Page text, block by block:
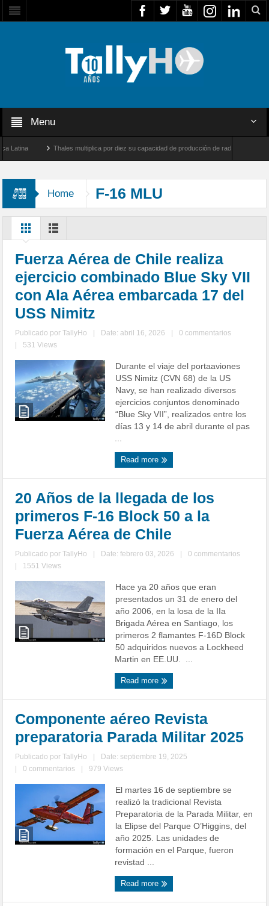
Menu
Thales multiplica por diez su capacidad de producción de radares en Brasil
Home F-16 MLU
Fuerza Aérea de Chile realiza
ejercicio combinado Blue Sky VII
con Ala Aérea embarcada 17 del
USS Nimitz
Publicado porTallyHo Date: abril 16, 2026
0 commentarios
531 Views
Durante el viaje del portaaviones
USS Nimitz (CVN 68) de la US
Navy, se han realizado diversos
ejercicios conjuntos denominado
“Blue Sky VII”, realizados entre los
días 13 y 14 de abril durante el pas
...
Read more
20 Años de la llegada de los
primeros F-16 Block 50 a la
Fuerza Aérea de Chile
Publicado porTallyHo Date: febrero 03, 2026
0 commentarios
1551 Views
Hace ya 20 años que eran
presentados un 31 de enero del
año 2006, en la losa de la IIa
Brigada Aérea en Santiago, los
primeros 2 flamantes F-16D Block
50 adquiridos nuevos a Lockheed
Martin en EE.UU. ...
Read more
Componente aéreo Revista
preparatoria Parada Militar 2025
Publicado porTallyHo
Date: septiembre 19, 2025
0 commentarios 979 Views
El martes 16 de septiembre se
realizó la tradicional Revista
Preparatoria de la Parada Militar, en
la Elipse del Parque O’Higgins, del
año 2025. Las unidades de
formación en el Parque, fueron
revistad ...
Read more